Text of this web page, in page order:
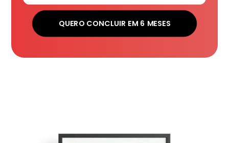
QUERO CONCLUIR EM 6 MESES